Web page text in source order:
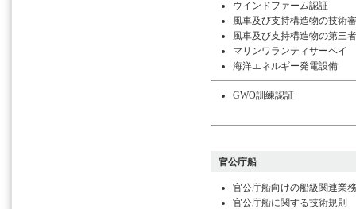
ウインドファーム認証
風車及び支持構造物の技術
風車及び支持構造物の第三
マリンワランティサーベイ
海洋エネルギー発電設備
GWO訓練認証
官公庁船
官公庁船向けの船級関連業
官公庁船に関する技術規則